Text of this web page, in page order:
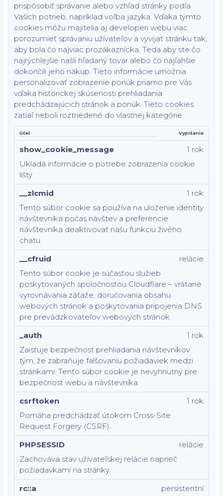
prispôsobiť správanie alebo vzhľad stránky podľa
Vašich potrieb, napríklad voľba jazyka. Vďaka týmto
cookies môžu majitelia aj developeri webu viac
porozumieť správaniu užívateľov a vyvijať stránku tak,
aby bola čo najviac prozákaznícka. Teda aby ste čo
najrýchlejšie našli hľadaný tovar alebo čo najľahšie
dokončili jeho nákup. Tieto informácie umožnia
personalizovať zobrazenie ponúk priamo pre Vás
vďaka historickej skúsenosti prehliadania
predchádzajúcich stránok a ponúk. Tieto cookies
zatiaľ neboli roztriedené do vlastnej kategórie.
Účel Vypršanie
show_cookie_message
Ukladá informácie o potrebe zobrazenia cookie
lišty
1 rok
__zlcmid
Tento súbor cookie sa používa na uloženie identity
návštevníka počas návštev a preferencie
návštevníka deaktivovať našu funkciu živého
chatu.
1 rok
__cfruid
Tento súbor cookie je súčasťou služieb
poskytovaných spoločnosťou Cloudflare – vrátane
vyrovnávania záťaže, doručovania obsahu
webových stránok a poskytovania pripojenia DNS
pre prevádzkovateľov webových stránok.
relácie
_auth
Zaisťuje bezpečnosť prehliadania návštevníkov
tým, že zabraňuje falšovaniu požiadaviek medzi
stránkami. Tento súbor cookie je nevyhnutný pre
bezpečnosť webu a návštevníka.
1 rok
csrftoken
Pomáha predchádzať útokom Cross-Site
Request Forgery (CSRF).
1 rok
PHPSESSID
Zachováva stav užívateľskej relácie naprieč
požiadavkami na stránky.
relácie
rc::a
persistentní